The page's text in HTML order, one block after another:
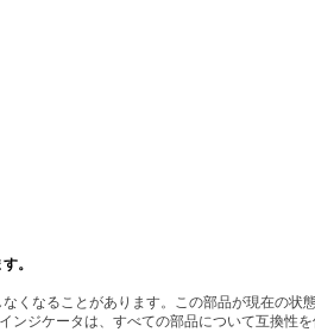
。
くなることがあります。この部品が現在の
ジケータは、すべての部品について互換性を